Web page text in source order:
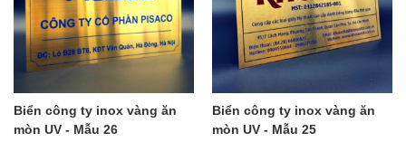
Biển công ty inox vàng ăn
mòn UV - Mẫu 26
Biển công ty inox vàng ăn
mòn UV - Mẫu 25